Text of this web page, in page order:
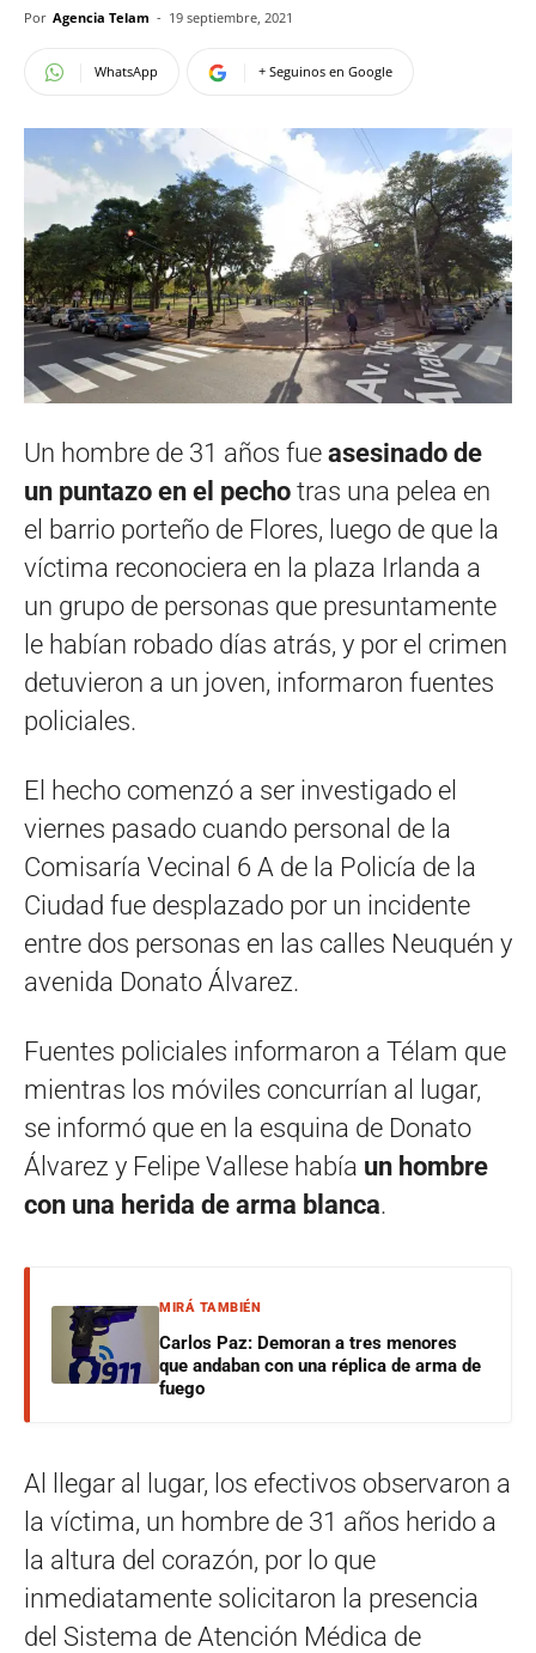
Por Agencia Telam - 19 septiembre, 2021
WhatsApp + Seguinos en Google
Un hombre de 31 años fue asesinado de
un puntazo en el pecho tras una pelea en
el barrio porteño de Flores, luego de que la
víctima reconociera en la plaza Irlanda a
un grupo de personas que presuntamente
le habían robado días atrás, y por el crimen
detuvieron a un joven, informaron fuentes
policiales.
El hecho comenzó a ser investigado el
viernes pasado cuando personal de la
Comisaría Vecinal 6 A de la Policía de la
Ciudad fue desplazado por un incidente
entre dos personas en las calles Neuquén y
avenida Donato Álvarez.
Fuentes policiales informaron a Télam que
mientras los móviles concurrían al lugar,
se informó que en la esquina de Donato
Álvarez y Felipe Vallese había un hombre
con una herida de arma blanca.
MIRÁ TAMBIÉN
Carlos Paz: Demoran a tres menores
que andaban con una réplica de arma de
fuego
Al llegar al lugar, los efectivos observaron a
la víctima, un hombre de 31 años herido a
la altura del corazón, por lo que
inmediatamente solicitaron la presencia
del Sistema de Atención Médica de